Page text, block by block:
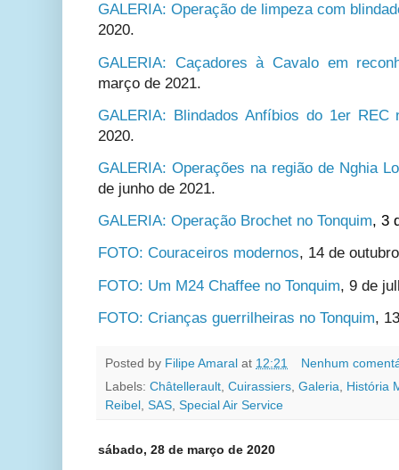
GALERIA: Operação de limpeza com
2020.
GALERIA: Caçadores à Cavalo em
março de 2021.
GALERIA: Blindados Anfíbios do 1er REC
2020.
GALERIA: Operações na região de Nghia
de junho de 2021.
GALERIA: Operação Brochet no Tonquim, 3
FOTO: Couraceiros modernos, 14 de
FOTO: Um M24 Chaffee no Tonquim, 9 de
FOTO: Crianças guerrilheiras no Tonquim,
Posted by Filipe Amaral at 12:21
Nenhum
Labels: Châtellerault, Cuirassiers, Galeria, História
Reibel , SAS, Special Air Service
sábado, 28 de março de 2020